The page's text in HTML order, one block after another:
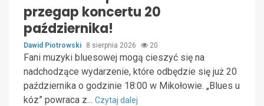
przegap koncertu 20
października!
Dawid Piotrowski 8 sierpnia 2026 20
Fani muzyki bluesowej mogą cieszyć się na
nadchodzące wydarzenie, które odbędzie się już 20
października o godzinie 18:00 w Mikołowie. „Blues u
kóz” powraca z... Czytaj dalej